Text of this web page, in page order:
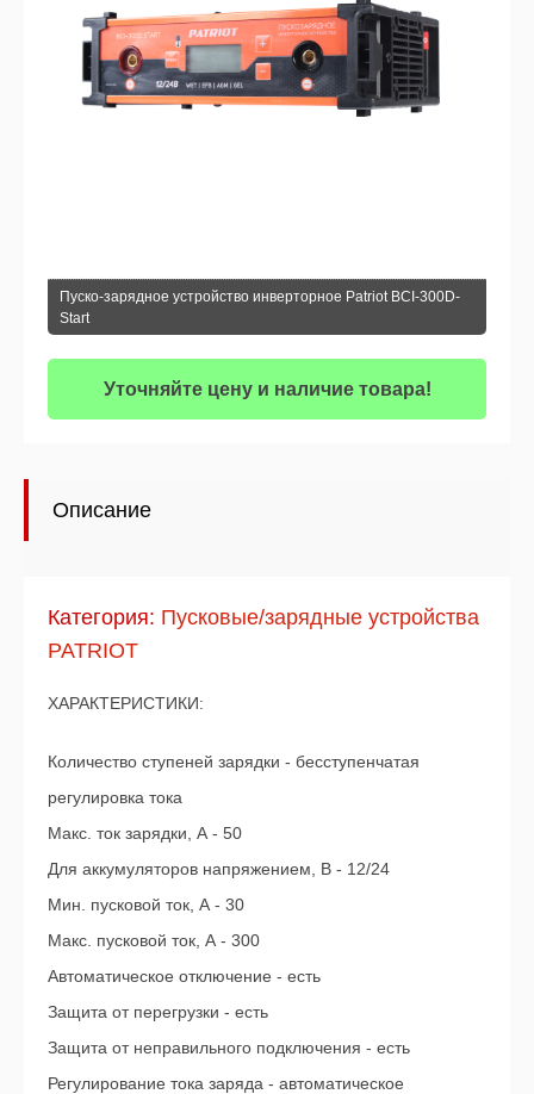
Пуско-зарядное устройство инверторное Patriot BCI-300D-
Start
Уточняйте цену и наличие товара!
Описание
Категория: Пусковые/зарядные устройства
PATRIOT
ХАРАКТЕРИСТИКИ:
Количество ступеней зарядки - бесступенчатая
регулировка тока
Макс. ток зарядки, А - 50
Для аккумуляторов напряжением, В - 12/24
Мин. пусковой ток, А - 30
Макс. пусковой ток, А - 300
Автоматическое отключение - есть
Защита от перегрузки - есть
Защита от неправильного подключения - есть
Регулирование тока заряда - автоматическое